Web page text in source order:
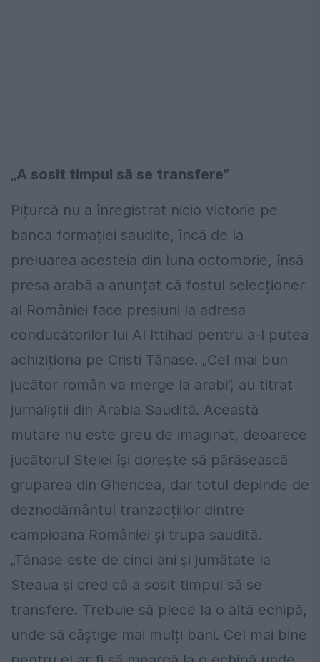
„A sosit timpul să se transfere”
Pițurcă nu a înregistrat nicio victorie pe
banca formației saudite, încă de la
preluarea acesteia din luna octombrie, însă
presa arabă a anunțat că fostul selecționer
al României face presiuni la adresa
conducătorilor lui Al Ittihad pentru a-l putea
achiziționa pe Cristi Tănase. „Cel mai bun
jucător român va merge la arabi”, au titrat
jurnaliștii din Arabia Saudită. Această
mutare nu este greu de imaginat, deoarece
jucătorul Stelei își dorește să părăsească
gruparea din Ghencea, dar totul depinde de
deznodământul tranzacțiilor dintre
campioana României și trupa saudită.
„Tănase este de cinci ani și jumătate la
Steaua și cred că a sosit timpul să se
transfere. Trebuie să plece la o altă echipă,
unde să câștige mai mulți bani. Cel mai bine